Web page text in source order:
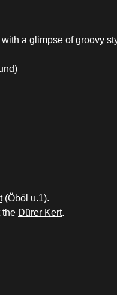
a glimpse of groovy
)
(Öböl u.1).
the Dürer Kert.